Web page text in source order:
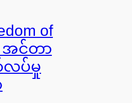
of
အင်တာ
လပ်မှု